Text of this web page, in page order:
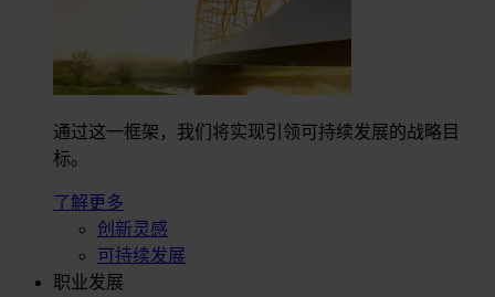
通过这一框架，我们将实现引领可持续发展的战略目
标。
了解更多
创新灵感
可持续发展
职业发展